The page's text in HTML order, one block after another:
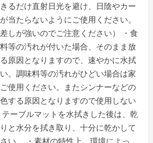
るだけ直射日光を避け、日陰やカー
当たらないようにご使用ください。
差しが強いのでご注意ください） ・食
等の汚れが付いた場合、そのまま放
原因となりますので、速やかに水拭
。調味料等の汚れがひどい場合は家
使用ください。またシンナーなどの
する原因となりますので使用しない
ーブルマットを水拭きした後は、乾
と水分を拭き取り、十分に乾かして